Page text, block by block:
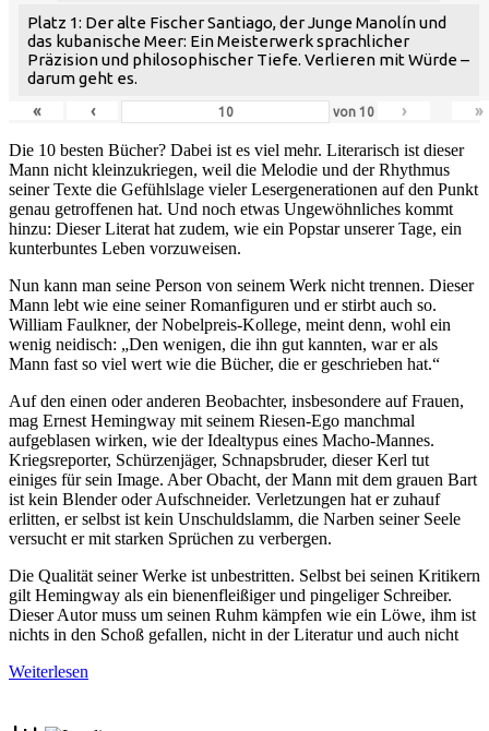
Platz 1: Der alte Fischer Santiago, der Junge Manolín und
das kubanische Meer: Ein Meisterwerk sprachlicher
Präzision und philosophischer Tiefe. Verlieren mit Würde –
darum geht es.
«
‹ von10 › »
Die 10 besten Bücher? Dabei ist es viel mehr. Literarisch ist dieser
Mann nicht kleinzukriegen, weil die Melodie und der Rhythmus
seiner Texte die Gefühlslage vieler Lesergenerationen auf den Punkt
genau getroffenen hat. Und noch etwas Ungewöhnliches kommt
hinzu: Dieser Literat hat zudem, wie ein Popstar unserer Tage, ein
kunterbuntes Leben vorzuweisen.
Nun kann man seine Person von seinem Werk nicht trennen. Dieser
Mann lebt wie eine seiner Romanfiguren und er stirbt auch so.
William Faulkner, der Nobelpreis-Kollege, meint denn, wohl ein
wenig neidisch: „Den wenigen, die ihn gut kannten, war er als
Mann fast so viel wert wie die Bücher, die er geschrieben hat.“
Auf den einen oder anderen Beobachter, insbesondere auf Frauen,
mag Ernest Hemingway mit seinem Riesen-Ego manchmal
aufgeblasen wirken, wie der Idealtypus eines Macho-Mannes.
Kriegsreporter, Schürzenjäger, Schnapsbruder, dieser Kerl tut
einiges für sein Image. Aber Obacht, der Mann mit dem grauen Bart
ist kein Blender oder Aufschneider. Verletzungen hat er zuhauf
erlitten, er selbst ist kein Unschuldslamm, die Narben seiner Seele
versucht er mit starken Sprüchen zu verbergen.
Die Qualität seiner Werke ist unbestritten. Selbst bei seinen Kritikern
gilt Hemingway als ein bienenfleißiger und pingeliger Schreiber.
Dieser Autor muss um seinen Ruhm kämpfen wie ein Löwe, ihm ist
nichts in den Schoß gefallen, nicht in der Literatur und auch nicht
Weiterlesen